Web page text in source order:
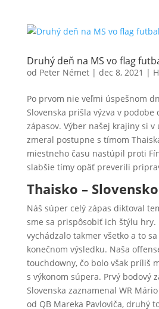
Druhý deň na MS vo flag
od Peter Német| dec 8, 2021 |
Po prvom nie veľmi úspešnom
Slovenska prišla výzva v podobe
zápasov. Výber našej krajiny si v
zmeral postupne s tímom
miestneho času nastúpil proti
slabšie tímy opäť preverili
Thaisko – Slovensko
Náš súper celý zápas diktoval
sme sa prispôsobiť ich štýlu hry.
vychádzalo takmer všetko a to
konečnom výsledku. Naša
touchdowny, čo bolo však príliš
s výkonom súpera. Prvý bodový
Slovenska zaznamenal WR
od QB Mareka Pavloviča, druhý